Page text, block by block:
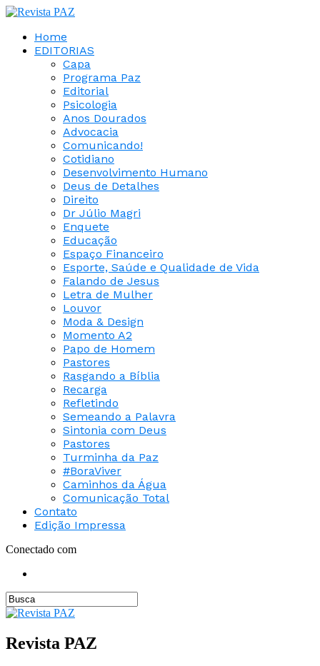
Home
EDITORIAS
Capa
Programa Paz
Editorial
Psicologia
Anos Dourados
Advocacia
Comunicando!
Cotidiano
Desenvolvimento Humano
Deus de Detalhes
Direito
Dr Júlio Magri
Enquete
Educação
Espaço Financeiro
Esporte, Saúde e Qualidade de Vida
Falando de Jesus
Letra de Mulher
Louvor
Moda & Design
Momento A2
Papo de Homem
Pastores
Rasgando a Bíblia
Recarga
Refletindo
Semeando a Palavra
Sintonia com Deus
Pastores
Turminha da Paz
#BoraViver
Caminhos da Água
Comunicação Total
Contato
Edição Impressa
Conectado com
Revista PAZ